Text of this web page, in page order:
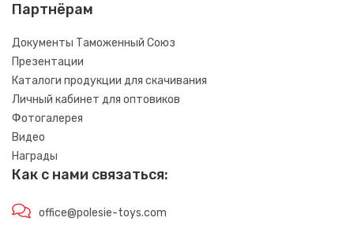
Партнёрам
Документы Таможенный Союз
Презентации
Каталоги продукции для скачивания
Личный кабинет для оптовиков
Фотогалерея
Видео
Награды
Как с нами связаться:
office@polesie-toys.com